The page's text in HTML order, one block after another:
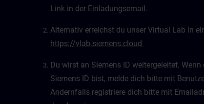
Link in der Einladungsemail.
Alternativ erreichst du unser Virtual Lab in
https://vlab.siemens.cloud
Du wirst an Siemens ID weitergeleitet.
Siemens ID bist, melde dich bitte mit
Andernfalls registriere dich bitte mit